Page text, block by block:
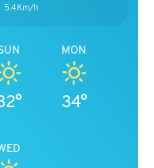
5.4Km/h
MON
34°